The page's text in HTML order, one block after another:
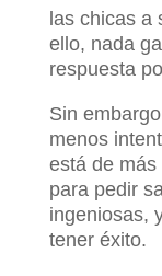
las chicas a
ello, nada
respuesta
Sin
menos
está de
para pedir
ingeniosas,
tener éxito.